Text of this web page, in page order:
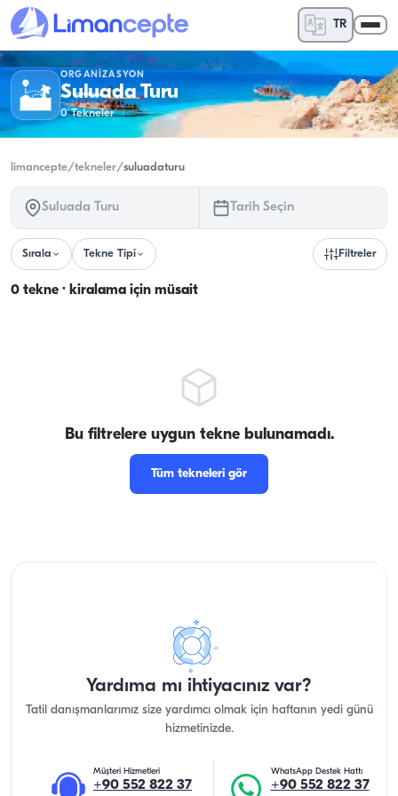
TR
ORGANIZASYON
Suluada Turu
0 Tekneler
limancepte/tekneler/suluadaturu
Suluada Turu Tarih Seçin
Sırala Tekne Tipi Filtreler
0 tekne · kiralama için müsait
Bu filtrelere uygun tekne bulunamadı.
Tüm tekneleri gör
Yardıma mı ihtiyacınız var?
Tatil danışmanlarımız size yardımcı olmak için haftanın yedi günü
hizmetinizde.
Müşteri Hizmetleri
+90 552 822 37
WhatsApp Destek Hattı
+90 552 822 37